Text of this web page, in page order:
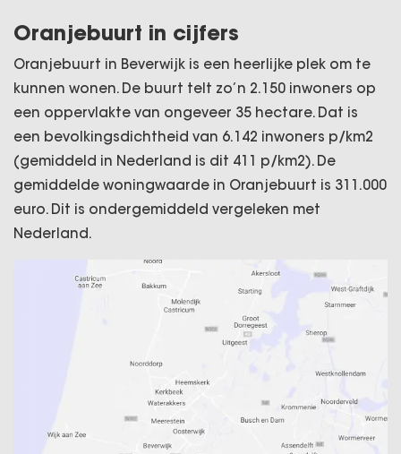
Oranjebuurt in cijfers
Oranjebuurt in Beverwijk is een heerlijke plek om te
kunnen wonen. De buurt telt zo’n 2.150 inwoners op
een oppervlakte van ongeveer 35 hectare. Dat is
een bevolkingsdichtheid van 6.142 inwoners p/km2
(gemiddeld in Nederland is dit 411 p/km2). De
gemiddelde woningwaarde in Oranjebuurt is 311.000
euro. Dit is ondergemiddeld vergeleken met
Nederland.